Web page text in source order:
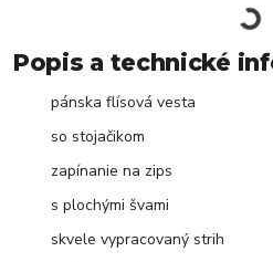
Popis a technické
pánska flísová vesta
so stojačikom
zapínanie na zips
s plochými švami
skvele vypracovaný strih